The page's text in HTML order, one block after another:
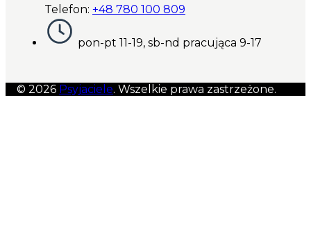
Telefon: +48 780 100 809
pon-pt 11-19, sb-nd pracująca 9-17
© 2026 Psyjaciele. Wszelkie prawa zastrzeżone.